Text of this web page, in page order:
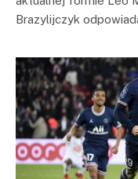
Brazylijczyk